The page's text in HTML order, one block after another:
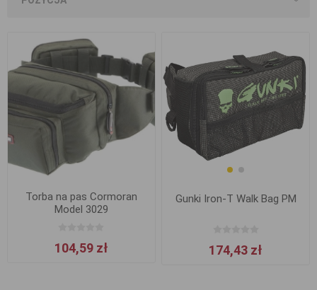
Torba na pas Cormoran
Model 3029
104,59 zł
Gunki Iron-T Walk Bag PM
174,43 zł